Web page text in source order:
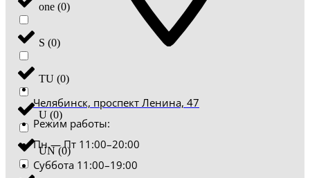
one (0)
S (0)
TU (0)
U (0)
UN (0)
Челябинск, проспект Ленина, 47
Режим работы:
Пн — Пт 11:00–20:00
Суббота 11:00–19:00